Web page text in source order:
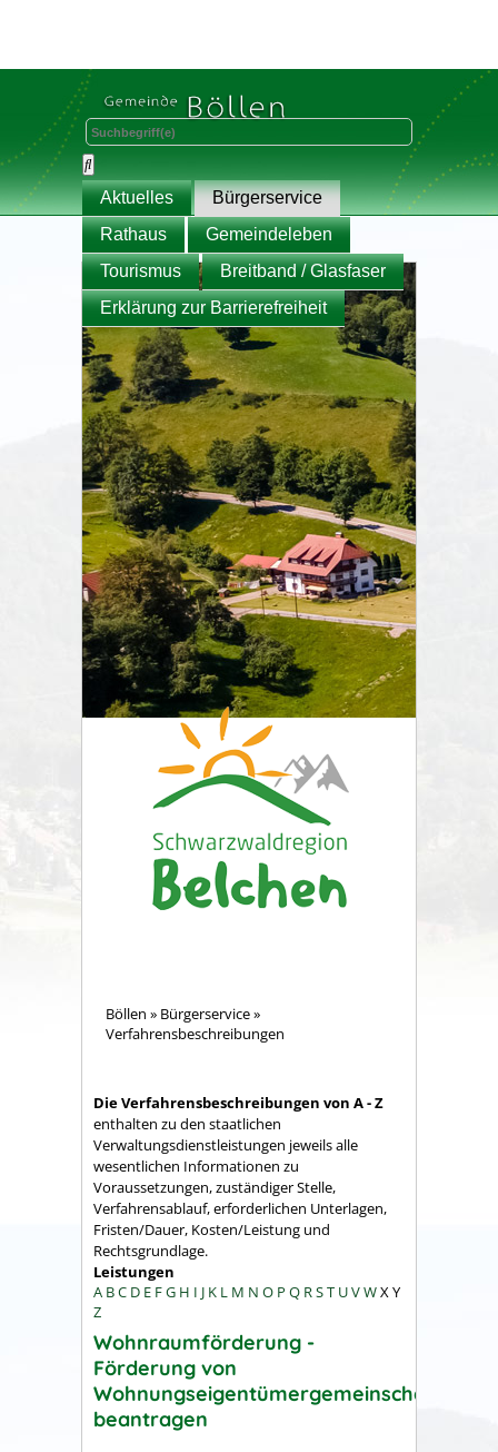
Aktuelles
Bürgerservice
Rathaus
Gemeindeleben
Tourismus
Breitband / Glasfaser
Erklärung zur Barrierefreiheit
Böllen » Bürgerservice»
Verfahrensbeschreibungen
Die Verfahrensbeschreibungen von A - Z
enthalten zu den staatlichen
Verwaltungsdienstleistungen jeweils alle
wesentlichen Informationen zu
Voraussetzungen, zuständiger Stelle,
Verfahrensablauf, erforderlichen Unterlagen,
Fristen/Dauer, Kosten/Leistung und
Rechtsgrundlage.
Leistungen
A BC D E FG H I J K L M N O P Q RST UVWX Y
Z
Wohnraumförderung -
Förderung von
Wohnungseigentümergemeinschaften
beantragen